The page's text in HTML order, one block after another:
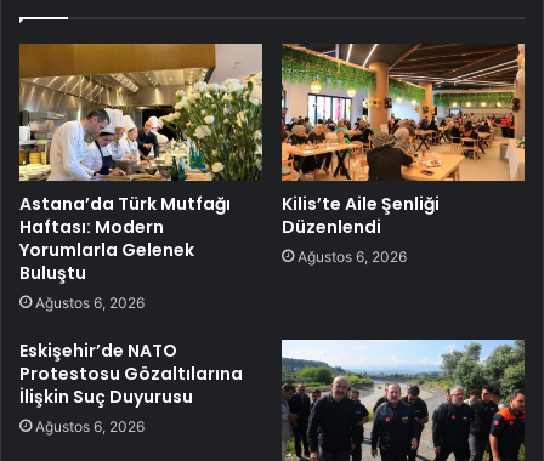
Astana’da Türk Mutfağı
Haftası: Modern
Yorumlarla Gelenek
Buluştu
Ağustos 6, 2026
Kilis’te Aile Şenliği
Düzenlendi
Ağustos 6, 2026
Eskişehir’de NATO
Protestosu Gözaltılarına
İlişkin Suç Duyurusu
Ağustos 6, 2026